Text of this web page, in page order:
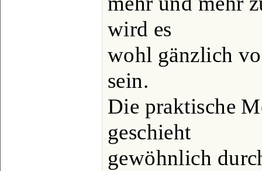
wird es
wohl gänzlich
sein.
Die praktische
geschieht
gewöhnlich